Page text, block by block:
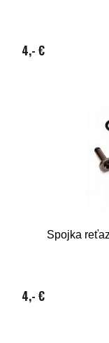
4,- €
Spojka
4,- €